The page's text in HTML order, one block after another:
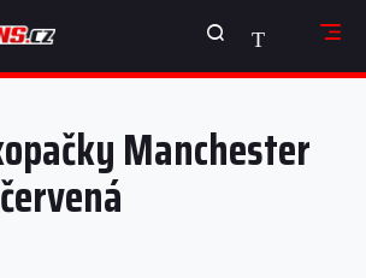
NÁKUPNÍ
KOŠÍK
Manchester